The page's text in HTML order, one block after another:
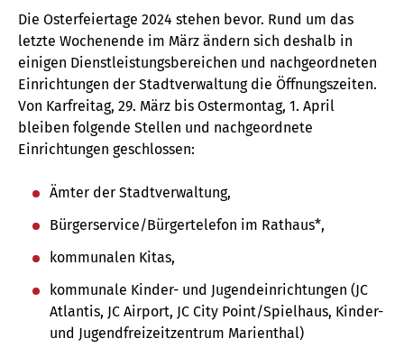
Die Osterfeiertage 2024 stehen bevor. Rund um das
letzte Wochenende im März ändern sich deshalb in
einigen Dienstleistungsbereichen und nachgeordneten
Einrichtungen der Stadtverwaltung die Öffnungszeiten.
Von Karfreitag, 29. März bis Ostermontag, 1. April
bleiben folgende Stellen und nachgeordnete
Einrichtungen geschlossen:
Ämter der Stadtverwaltung,
Bürgerservice/Bürgertelefon im Rathaus*,
kommunalen Kitas,
kommunale Kinder- und Jugendeinrichtungen (JC
Atlantis, JC Airport, JC City Point/Spielhaus, Kinder-
und Jugendfreizeitzentrum Marienthal)